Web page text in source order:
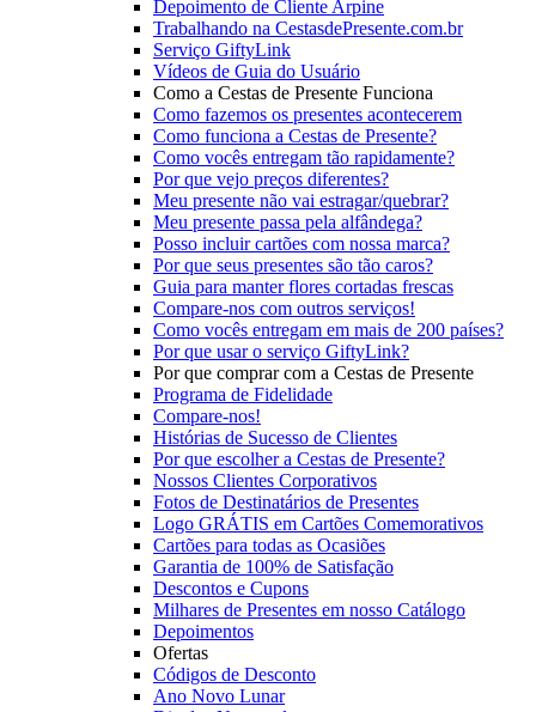
Depoimento de Cliente Arpine
Trabalhando na CestasdePresente.com.br
Serviço GiftyLink
Vídeos de Guia do Usuário
Como a Cestas de Presente Funciona
Como fazemos os presentes acontecerem
Como funciona a Cestas de Presente?
Como vocês entregam tão rapidamente?
Por que vejo preços diferentes?
Meu presente não vai estragar/quebrar?
Meu presente passa pela alfândega?
Posso incluir cartões com nossa marca?
Por que seus presentes são tão caros?
Guia para manter flores cortadas frescas
Compare-nos com outros serviços!
Como vocês entregam em mais de 200 países?
Por que usar o serviço GiftyLink?
Por que comprar com a Cestas de Presente
Programa de Fidelidade
Compare-nos!
Histórias de Sucesso de Clientes
Por que escolher a Cestas de Presente?
Nossos Clientes Corporativos
Fotos de Destinatários de Presentes
Logo GRÁTIS em Cartões Comemorativos
Cartões para todas as Ocasiões
Garantia de 100% de Satisfação
Descontos e Cupons
Milhares de Presentes em nosso Catálogo
Depoimentos
Ofertas
Códigos de Desconto
Ano Novo Lunar